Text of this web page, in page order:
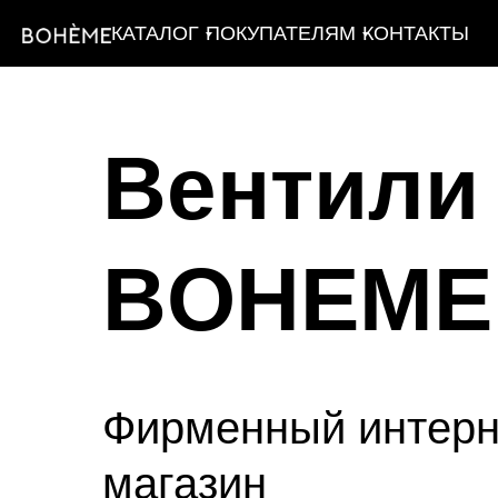
КАТАЛОГ ПОКУПАТЕЛЯМ КОНТАКТЫ
Вентили
BOHEME
Фирменный
магазин